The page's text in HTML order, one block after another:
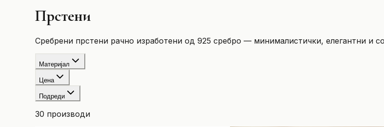
Прстени
Сребрени прстени рачно изработени од 925 сребро — минималистички, елегантни и
Материјал
Цена
Подреди
30 производи